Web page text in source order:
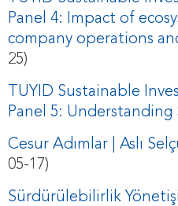
Panel 4: Impact of
company operations
25)
TUYID Sustainable
Panel 5: Understanding
Cesur Adımlar | Aslı
05-17)
Sürdürülebilirlik